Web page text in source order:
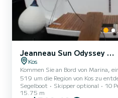
Jeanneau Sun Odyssey 519
Kos
Kommen Sie an Bord von Marina,
519 um die Region von Kos zu
2017 gebaut und verspricht hohen Komfort
5 Kabinen mit allem Komfort und
Segelboot Skipper optional 10
15.75 m